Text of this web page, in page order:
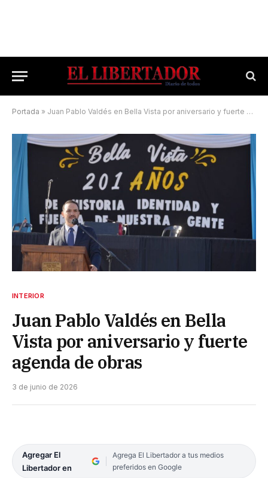
Portada » Juan Pablo Valdés en Bella Vista por aniversario y fuerte agenda de obras
INTERIOR
Juan Pablo Valdés en Bella
Vista por aniversario y fuerte
agenda de obras
3 de junio de 2026
Agregar El
Libertador en
Agrega El Libertador a tus medios
preferidos en Google